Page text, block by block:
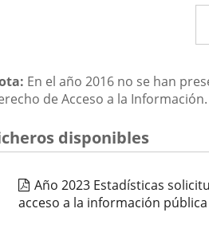
En el año 2016 no se han
de Acceso a la Información.
disponibles
Año 2023 Estadísticas
acceso a la información pública